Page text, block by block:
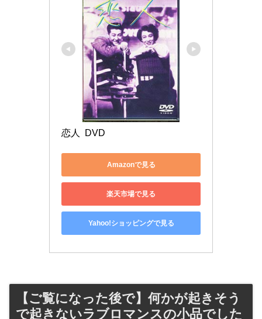
恋人  DVD
Amazonで見る
楽天市場で見る
Yahoo!ショッピングで見る
【ご覧になった後で】何かが起きそう
で起きないラブロマンスの小品でした